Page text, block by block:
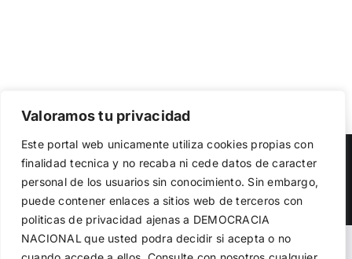
Valoramos tu privacidad
Este portal web unicamente utiliza cookies propias con
finalidad tecnica y no recaba ni cede datos de caracter
personal de los usuarios sin conocimiento. Sin embargo,
puede contener enlaces a sitios web de terceros con
politicas de privacidad ajenas a DEMOCRACIA
NACIONAL que usted podra decidir si acepta o no
Copyright 2023 | Democracia Nacional | All Rights Reserved
Facebook
TwitterInstagram
el funcionamiento de la web, medir su uso y mejorar
nuestros servicios. Puede aceptar todas las cookies,
rechazar las no necesarias o configurar sus preferencias.
Política de cookies
Aceptar todo